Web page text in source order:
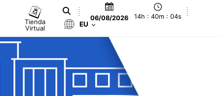
Tienda
Virtual
06/08/2026 14h : 40m : 05s
EU